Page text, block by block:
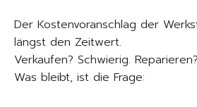
Der Kostenvoranschlag der
längst den Zeitwert.
Verkaufen? Schwierig.
Was bleibt, ist die Frage: